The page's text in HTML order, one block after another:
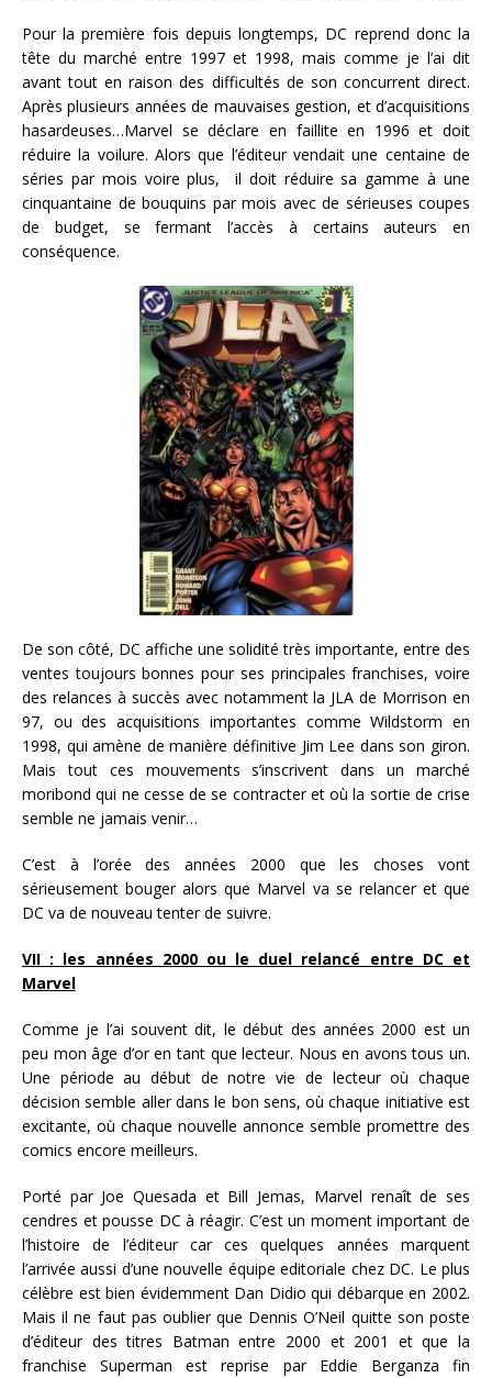
Pour la première fois depuis longtemps, DC reprend donc la
tête du marché entre 1997 et 1998, mais comme je l’ai dit
avant tout en raison des difficultés de son concurrent direct.
Après plusieurs années de mauvaises gestion, et d’acquisitions
hasardeuses…Marvel se déclare en faillite en 1996 et doit
réduire la voilure. Alors que l’éditeur vendait une centaine de
séries par mois voire plus, il doit réduire sa gamme à une
cinquantaine de bouquins par mois avec de sérieuses coupes
de budget, se fermant l’accès à certains auteurs en
conséquence.
De son côté, DC affiche une solidité très importante, entre des
ventes toujours bonnes pour ses principales franchises, voire
des relances à succès avec notamment la JLA de Morrison en
97, ou des acquisitions importantes comme Wildstorm en
1998, qui amène de manière définitive Jim Lee dans son giron.
Mais tout ces mouvements s’inscrivent dans un marché
moribond qui ne cesse de se contracter et où la sortie de crise
semble ne jamais venir…
C’est à l’orée des années 2000 que les choses vont
sérieusement bouger alors que Marvel va se relancer et que
DC va de nouveau tenter de suivre.
VII : les années 2000 ou le duel relancé entre DC et
Marvel
Comme je l’ai souvent dit, le début des années 2000 est un
peu mon âge d’or en tant que lecteur. Nous en avons tous un.
Une période au début de notre vie de lecteur où chaque
décision semble aller dans le bon sens, où chaque initiative est
excitante, où chaque nouvelle annonce semble promettre des
comics encore meilleurs.
Porté par Joe Quesada et Bill Jemas, Marvel renaît de ses
cendres et pousse DC à réagir. C’est un moment important de
l’histoire de l’éditeur car ces quelques années marquent
l’arrivée aussi d’une nouvelle équipe editoriale chez DC. Le plus
célèbre est bien évidemment Dan Didio qui débarque en 2002.
Mais il ne faut pas oublier que Dennis O’Neil quitte son poste
d’éditeur des titres Batman entre 2000 et 2001 et que la
franchise Superman est reprise par Eddie Berganza fin